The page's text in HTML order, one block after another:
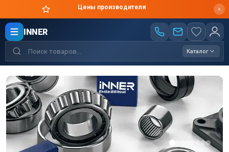
Цены производителя
INNER
Каталог